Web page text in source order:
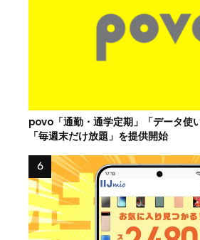
povo「通勤・通学定期」「データ使
「毎週末だけ放題」を提供開始